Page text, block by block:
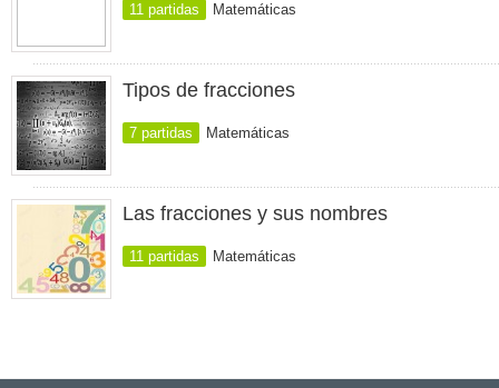
11 partidas Matemáticas
Tipos de fracciones
7 partidas Matemáticas
Las fracciones y sus nombres
11 partidas Matemáticas